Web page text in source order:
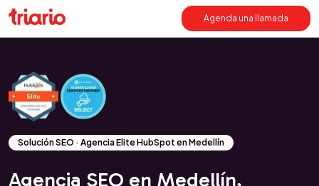
Agenda una llamada
Solución SEO · Agencia Elite HubSpot en Medellín
Agencia SEO en Medellín,